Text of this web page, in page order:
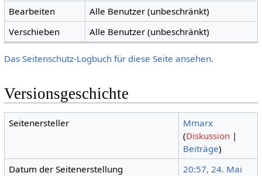
Bearbeiten
Alle Benutzer (unbeschränkt)
Verschieben
Alle Benutzer (unbeschränkt)
Das Seitenschutz-Logbuch für diese Seite ansehen.
Versionsgeschichte
Seitenersteller
Mmarx
(Diskussion |
Beiträge)
Datum der Seitenerstellung
20:57, 24. Mai